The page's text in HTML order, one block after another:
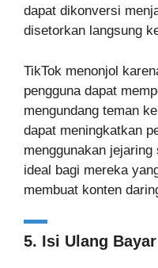
dapat dikonversi
disetorkan langsung
TikTok menonjol
pengguna dapat
mengundang teman
dapat meningkatkan
menggunakan
ideal bagi mereka
membuat konten
5. Isi Ulang Bayar